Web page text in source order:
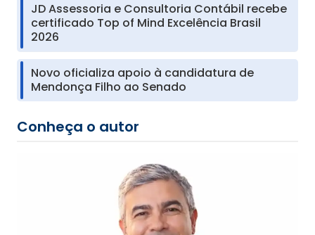
JD Assessoria e Consultoria Contábil recebe
certificado Top of Mind Excelência Brasil
2026
Novo oficializa apoio à candidatura de
Mendonça Filho ao Senado
Conheça o autor